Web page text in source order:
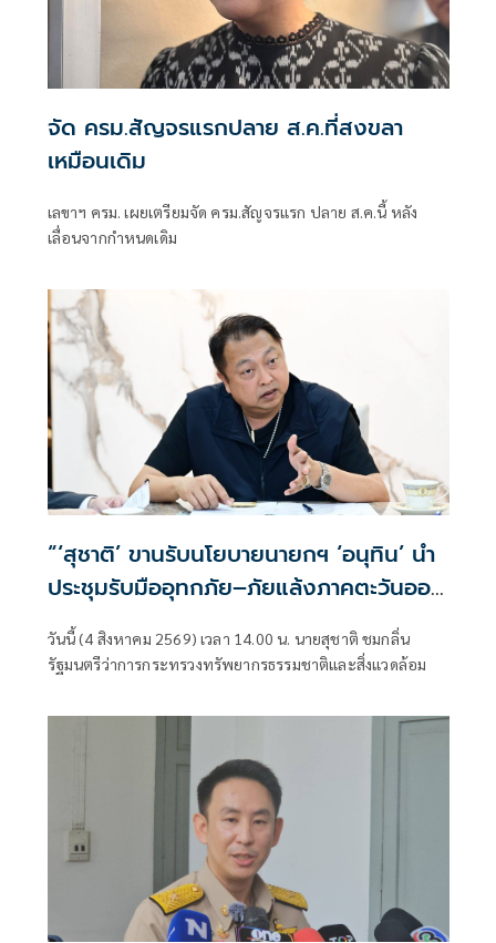
จัด ครม.สัญจรแรกปลาย ส.ค.ที่สงขลา
เหมือนเดิม
เลขาฯ ครม. เผยเตรียมจัด ครม.สัญจรแรก ปลาย ส.ค.นี้ หลัง
เลื่อนจากกำหนดเดิม
“‘สุชาติ’ ขานรับนโยบายนายกฯ ‘อนุทิน’ นำ
ประชุมรับมืออุทกภัย–ภัยแล้งภาคตะวันออก
สั่ง 8 จังหวัดเตรียมพร้อมทุกมิติ”
วันนี้ (4 สิงหาคม 2569) เวลา 14.00 น. นายสุชาติ ชมกลิ่น
รัฐมนตรีว่าการกระทรวงทรัพยากรธรรมชาติและสิ่งแวดล้อม